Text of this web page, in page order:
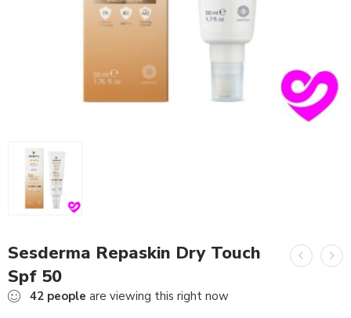
Sesderma Repaskin Dry Touch
Spf 50
42 people are viewing this right now